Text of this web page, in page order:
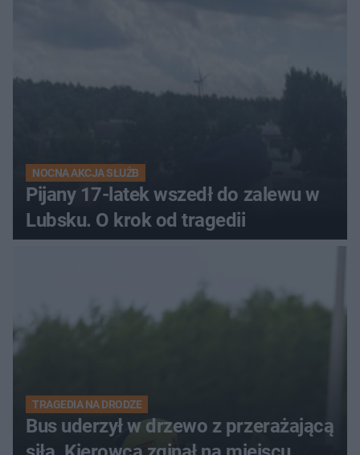
NOCNA AKCJA SŁUŻB
Pijany 17-latek wszedł do zalewu w
Lubsku. O krok od tragedii
TRAGEDIA NA DRODZE
Bus uderzył w drzewo z przerażającą